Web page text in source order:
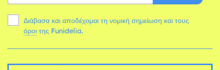
Διάβασα και αποδέχομαι τη νομική σημείωση και τους
όροι της Funidelia.